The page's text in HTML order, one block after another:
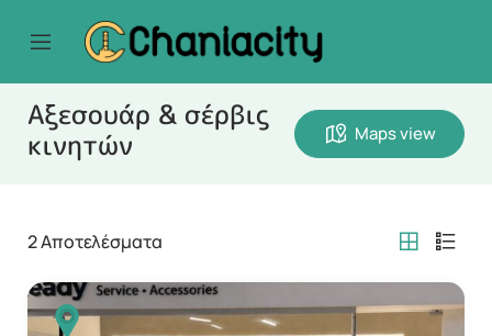
Αξεσουάρ & σέρβις
κινητών
Maps view
2Αποτελέσματα